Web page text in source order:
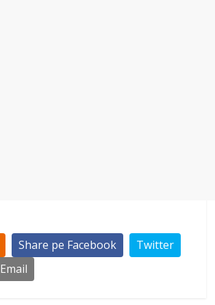
Share pe Facebook
Twitter
Email